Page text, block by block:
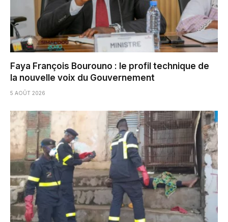
Faya François Bourouno : le profil technique de
la nouvelle voix du Gouvernement
5 AOÛT 2026